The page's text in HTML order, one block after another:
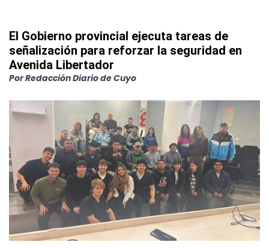
El Gobierno provincial ejecuta tareas de
señalización para reforzar la seguridad en
Avenida Libertador
PorRedacción Diario de Cuyo